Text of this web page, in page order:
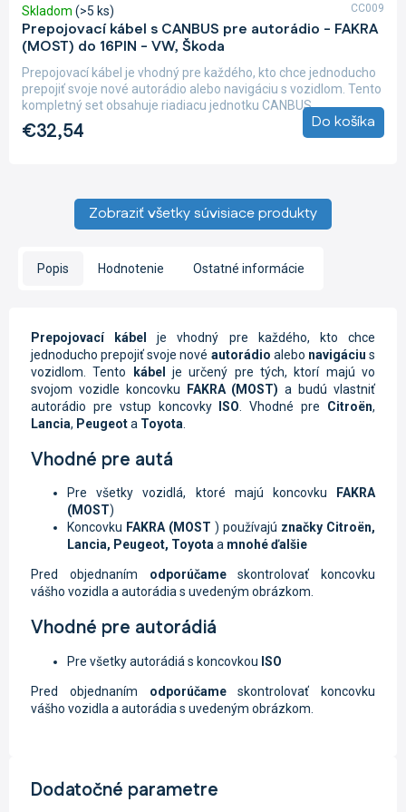
Prepojovací kábel s CANBUS pre autorádio - FAKRA
(MOST) do 16PIN - VW, Škoda
Skladom (>5 ks)
€32,54 Do košíka
Prepojovací kábel je vhodný pre každého, kto chce jednoducho
prepojiť svoje nové autorádio alebo navigáciu s vozidlom. Tento
kompletný set obsahuje riadiacu jednotku CANBUS,...
CC009
Zobraziť všetky súvisiace produkty
Popis Hodnotenie Ostatné informácie
Prepojovací kábel
je vhodný pre každého, kto chce
jednoducho prepojiť svoje nové autorádio alebo navigácius
vozidlom. Tento
kábelje určený pre tých, ktorí majú vo
svojom vozidle koncovku
FAKRA (MOST) a budú vlastniť
autorádio pre vstup koncovky
ISO . Vhodné pre Citroën,
Lancia, Peugeota Toyota
Vhodné pre autá
Pre všetky vozidlá, ktoré majú koncovku
FAKRA
(MOST)
Koncovku FAKRA (MOST ) používajú značky Citroën,
Lancia, Peugeot, Toyotaa mnohé ďalšie
Pred objednaním odporúčameskontrolovať koncovku
vášho vozidla a autorádia s uvedeným obrázkom.
Vhodné pre autorádiá
Pre všetky autorádiá s koncovkou ISO
Pred objednaním odporúčameskontrolovať koncovku
vášho vozidla a autorádia s uvedeným obrázkom.
Dodatočné parametre